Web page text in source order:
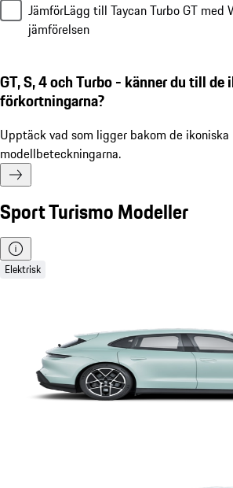
JämförLägg till Taycan Turbo GT med
jämförelsen
GT, S, 4 och Turbo - känner du till de
förkortningarna?
Upptäck vad som ligger bakom de ikoniska
modellbeteckningarna.
Sport Turismo Modeller
Elektrisk